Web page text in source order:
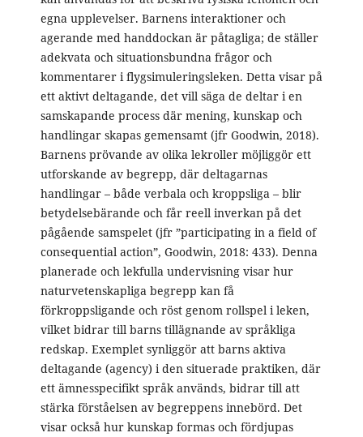
egna upplevelser. Barnens interaktioner och
agerande med handdockan är påtagliga; de ställer
adekvata och situationsbundna frågor och
kommentarer i flygsimuleringsleken. Detta visar på
ett aktivt deltagande, det vill säga de deltar i en
samskapande process där mening, kunskap och
handlingar skapas gemensamt (jfr Goodwin, 2018).
Barnens prövande av olika lekroller möjliggör ett
utforskande av begrepp, där deltagarnas
handlingar – både verbala och kroppsliga – blir
betydelsebärande och får reell inverkan på det
pågående samspelet (jfr ”participating in a field of
consequential action”, Goodwin, 2018: 433). Denna
planerade och lekfulla undervisning visar hur
naturvetenskapliga begrepp kan få
förkroppsligande och röst genom rollspel i leken,
vilket bidrar till barns tillägnande av språkliga
redskap. Exemplet synliggör att barns aktiva
deltagande (agency) i den situerade praktiken, där
ett ämnesspecifikt språk används, bidrar till att
stärka förståelsen av begreppens innebörd. Det
visar också hur kunskap formas och fördjupas